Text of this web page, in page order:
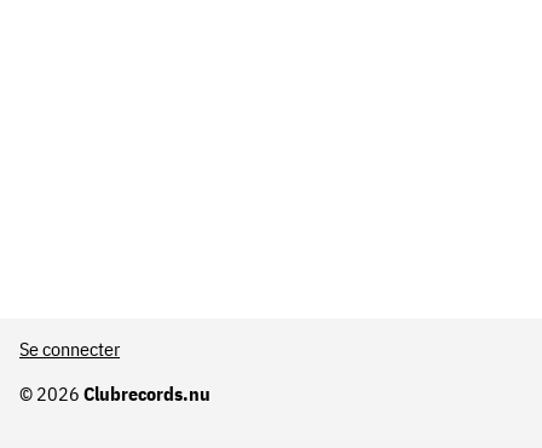
© 2026 Clubrecords.nu
Se connecter